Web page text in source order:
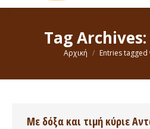
Tag Archives:
You are here:
Αρχική Entries tagged
Με δόξα και τιμή κύριε